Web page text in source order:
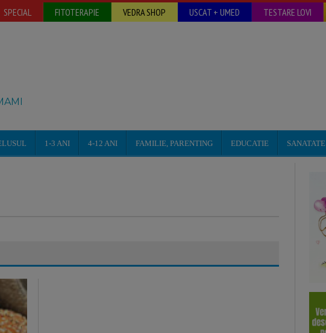
SPECIAL FITOTERAPIE VEDRA SHOP USCAT + UMED TESTARE LOVI
1-3 ANI 4-12 ANI FAMILIE, PARENTING EDUCATIE SANATATE